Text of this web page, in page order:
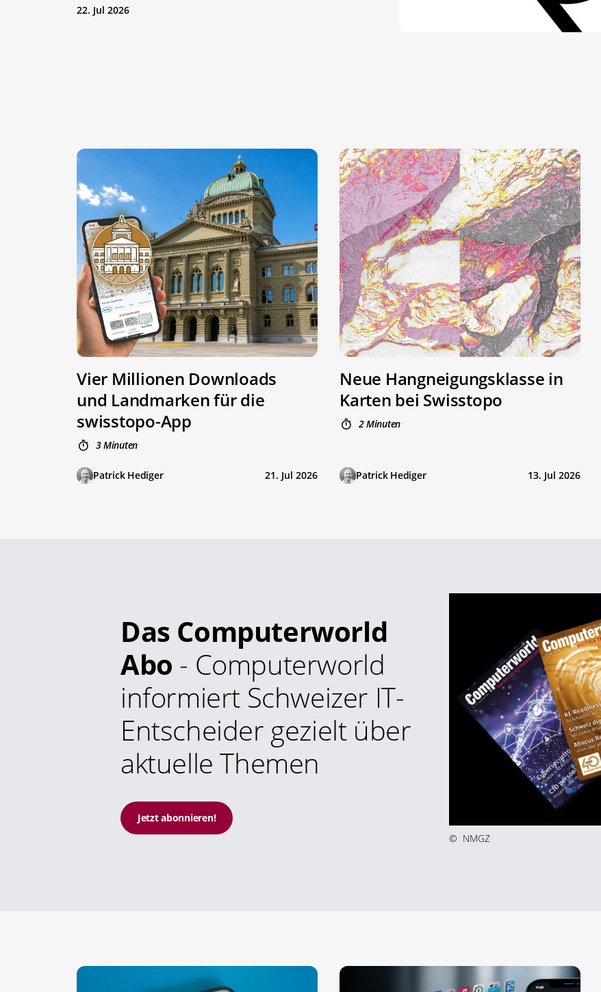
22. Jul 2026
Vier Millionen Downloads
und Landmarken für die
swisstopo-App
3 Minuten
Patrick Hediger 21. Jul 2026
Neue Hangneigungsklasse in
Karten bei Swisstopo
2 Minuten
Patrick Hediger 13. Jul 2026
© NMGZ
Das Computerworld
Abo - Computerworld
informiert Schweizer IT-
Entscheider gezielt über
aktuelle Themen
Jetzt abonnieren!